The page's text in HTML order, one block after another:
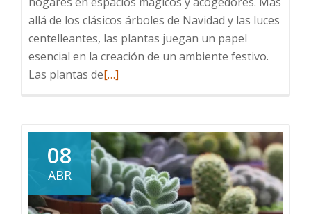
allá de los clásicos árboles de Navidad y las luces
centelleantes, las plantas juegan un papel
esencial en la creación de un ambiente festivo.
Las plantas deLeer
típicas
de
Navidad
[…]
08
ABR